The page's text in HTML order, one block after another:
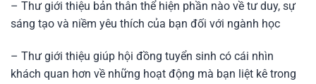
– Thư giới thiệu bản thân thể hiện phần nào về tư duy, sự
sáng tạo và niềm yêu thích của bạn đối với ngành học
– Thư giới thiệu giúp hội đồng tuyển sinh có cái nhìn
khách quan hơn về những hoạt động mà bạn liệt kê trong